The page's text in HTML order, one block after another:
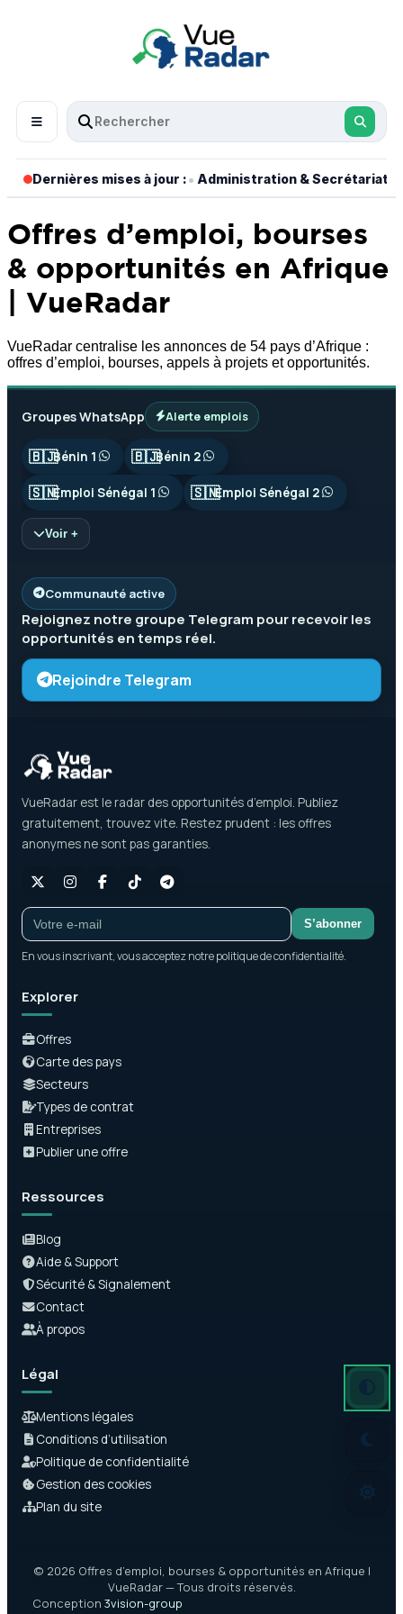
Dernières mises à jour :• Administration & Secrétariat
Offres d’emploi, bourses
& opportunités en Afrique
| VueRadar
VueRadar centralise les annonces de 54 pays d’Afrique :
offres d’emploi, bourses, appels à projets et opportunités.
Groupes WhatsApp Alerte emplois
🇧🇯Bénin 1 🇧🇯Bénin 2
🇸🇳Emploi Sénégal 1 🇸🇳Emploi Sénégal 2
Voir +
Communauté active
Rejoignez notre groupe Telegram pour recevoir les
opportunités en temps réel.
Rejoindre Telegram
VueRadar est le radar des opportunités d’emploi. Publiez
gratuitement, trouvez vite. Restez prudent : les offres
anonymes ne sont pas garanties.
S’abonner
En vous inscrivant, vous acceptez notre politique de confidentialité.
Explorer
Offres
Carte des pays
Secteurs
Types de contrat
Entreprises
Publier une offre
Ressources
Blog
Aide & Support
Sécurité & Signalement
Contact
À propos
Légal
Mentions légales
Conditions d’utilisation
Politique de confidentialité
Gestion des cookies
Plan du site
© 2026 Offres d’emploi, bourses & opportunités en Afrique |
VueRadar — Tous droits réservés.
Conception 3vision-group
Mode
Mode
Mode clair